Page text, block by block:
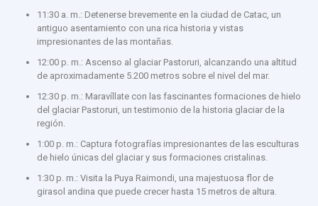
11:30 a. m.: Detenerse brevemente en la ciudad de Catac, un
antiguo asentamiento con una rica historia y vistas
impresionantes de las montañas.
12:00 p. m.: Ascenso al glaciar Pastoruri, alcanzando una altitud
de aproximadamente 5.200 metros sobre el nivel del mar.
12:30 p. m.: Maravíllate con las fascinantes formaciones de hielo
del glaciar Pastoruri, un testimonio de la historia glaciar de la
región.
1:00 p. m.: Captura fotografías impresionantes de las esculturas
de hielo únicas del glaciar y sus formaciones cristalinas.
1:30 p. m.: Visita la Puya Raimondi, una majestuosa flor de
girasol andina que puede crecer hasta 15 metros de altura.